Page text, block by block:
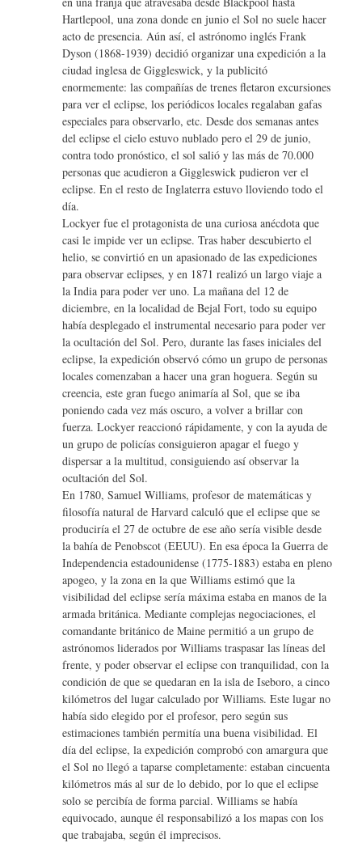
Hartlepool, una zona donde en junio el Sol no suele hacer
acto de presencia. Aún así, el astrónomo inglés Frank
Dyson (1868-1939) decidió organizar una expedición a la
ciudad inglesa de Giggleswick, y la publicitó
enormemente: las compañías de trenes fletaron excursiones
para ver el eclipse, los periódicos locales regalaban gafas
especiales para observarlo, etc. Desde dos semanas antes
del eclipse el cielo estuvo nublado pero el 29 de junio,
contra todo pronóstico, el sol salió y las más de 70.000
personas que acudieron a Giggleswick pudieron ver el
eclipse. En el resto de Inglaterra estuvo lloviendo todo el
día.
Lockyer fue el protagonista de una curiosa anécdota que
casi le impide ver un eclipse. Tras haber descubierto el
helio, se convirtió en un apasionado de las expediciones
para observar eclipses, y en 1871 realizó un largo viaje a
la India para poder ver uno. La mañana del 12 de
diciembre, en la localidad de Bejal Fort, todo su equipo
había desplegado el instrumental necesario para poder ver
la ocultación del Sol. Pero, durante las fases iniciales del
eclipse, la expedición observó cómo un grupo de personas
locales comenzaban a hacer una gran hoguera. Según su
creencia, este gran fuego animaría al Sol, que se iba
poniendo cada vez más oscuro, a volver a brillar con
fuerza. Lockyer reaccionó rápidamente, y con la ayuda de
un grupo de policías consiguieron apagar el fuego y
dispersar a la multitud, consiguiendo así observar la
ocultación del Sol.
En 1780, Samuel Williams, profesor de matemáticas y
filosofía natural de Harvard calculó que el eclipse que se
produciría el 27 de octubre de ese año sería visible desde
la bahía de Penobscot (EEUU). En esa época la Guerra de
Independencia estadounidense (1775-1883) estaba en pleno
apogeo, y la zona en la que Williams estimó que la
visibilidad del eclipse sería máxima estaba en manos de la
armada británica. Mediante complejas negociaciones, el
comandante británico de Maine permitió a un grupo de
astrónomos liderados por Williams traspasar las líneas del
frente, y poder observar el eclipse con tranquilidad, con la
condición de que se quedaran en la isla de Iseboro, a cinco
kilómetros del lugar calculado por Williams. Este lugar no
había sido elegido por el profesor, pero según sus
estimaciones también permitía una buena visibilidad. El
día del eclipse, la expedición comprobó con amargura que
el Sol no llegó a taparse completamente: estaban cincuenta
kilómetros más al sur de lo debido, por lo que el eclipse
solo se percibía de forma parcial. Williams se había
equivocado, aunque él responsabilizó a los mapas con los
que trabajaba, según él imprecisos.